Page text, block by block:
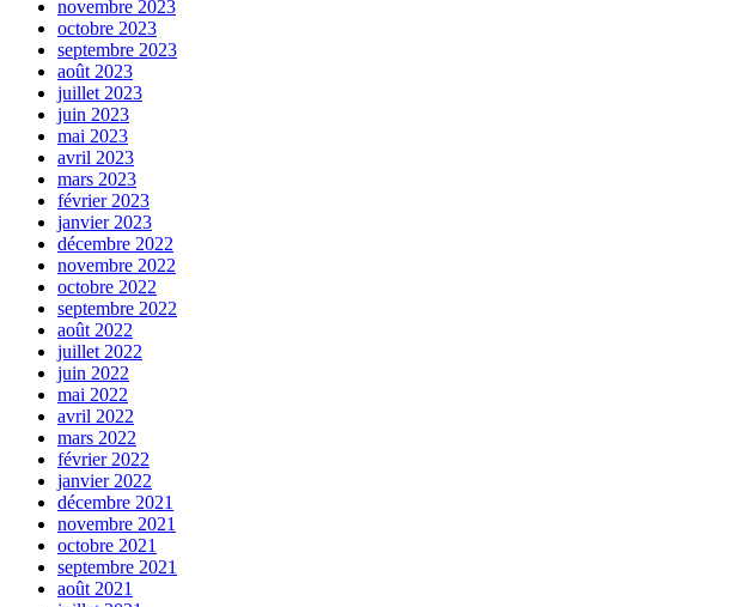
novembre 2023
octobre 2023
septembre 2023
août 2023
juillet 2023
juin 2023
mai 2023
avril 2023
mars 2023
février 2023
janvier 2023
décembre 2022
novembre 2022
octobre 2022
septembre 2022
août 2022
juillet 2022
juin 2022
mai 2022
avril 2022
mars 2022
février 2022
janvier 2022
décembre 2021
novembre 2021
octobre 2021
septembre 2021
août 2021